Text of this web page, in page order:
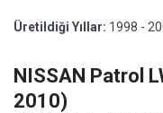
Üretildiği Yıllar: 1998 -
NISSAN Patrol
2010)